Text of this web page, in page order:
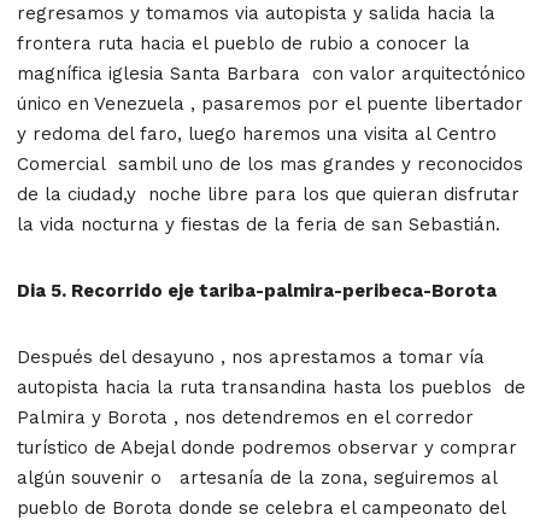
regresamos y tomamos via autopista y salida hacia la
frontera ruta hacia el pueblo de rubio a conocer la
magnífica iglesia Santa Barbara con valor arquitectónico
único en Venezuela , pasaremos por el puente libertador
y redoma del faro, luego haremos una visita al Centro
Comercial sambil uno de los mas grandes y reconocidos
de la ciudad,y noche libre para los que quieran disfrutar
la vida nocturna y fiestas de la feria de san Sebastián.
Dia 5. Recorrido eje tariba-palmira-peribeca-Borota
Después del desayuno , nos aprestamos a tomar vía
autopista hacia la ruta transandina hasta los pueblos de
Palmira y Borota , nos detendremos en el corredor
turístico de Abejal donde podremos observar y comprar
algún souvenir o artesanía de la zona, seguiremos al
pueblo de Borota donde se celebra el campeonato del